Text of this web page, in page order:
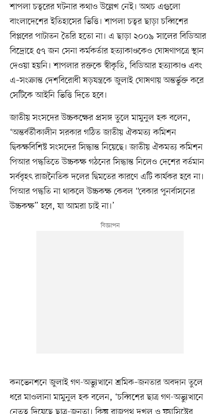
শাপলা চত্বরের ঘটনার কথাও উল্লেখ নেই। অথচ এগুলো
বাংলাদেশের ইতিহাসের ভিত্তি। শাপলা চত্বর ছাড়া চব্বিশের
বিপ্লবের পাটাতন তৈরি হতো না। এ ছাড়া ২০০৯ সালের বিডিআর
বিদ্রোহে ৫৭ জন সেনা কর্মকর্তার হত্যাকাণ্ডকেও ঘোষণাপত্রে স্থান
দেওয়া হয়নি। শাপলার রক্তকে স্বীকৃতি, বিডিআর হত্যাকাণ্ড এবং
এ–সংক্রান্ত দেশবিরোধী ষড়যন্ত্রকে জুলাই ঘোষণায় অন্তর্ভুক্ত করে
সেটিকে আইনি ভিত্তি দিতে হবে।
জাতীয় সংসদের উচ্চকক্ষের প্রসঙ্গ তুলে মামুনুল হক বলেন,
‘অন্তর্বর্তীকালীন সরকার গঠিত জাতীয় ঐকমত্য কমিশন
দ্বিকক্ষবিশিষ্ট সংসদের সিদ্ধান্ত নিয়েছে। জাতীয় ঐকমত্য কমিশন
পিআর পদ্ধতিতে উচ্চকক্ষ গঠনের সিদ্ধান্ত নিলেও দেশের বর্তমান
সর্ববৃহৎ রাজনৈতিক দলের দ্বিমতের কারণে এটি কার্যকর হবে না।
পিআর পদ্ধতি না থাকলে উচ্চকক্ষ কেবল “বেকার পুনর্বাসনের
উচ্চকক্ষ” হবে, যা আমরা চাই না।’
কনভেনশনে জুলাই গণ-অভ্যুত্থানে শ্রমিক–জনতার অবদান তুলে
ধরে মাওলানা মামুনুল হক বলেন, ‘চব্বিশের ছাত্র গণ-অভ্যুত্থানে